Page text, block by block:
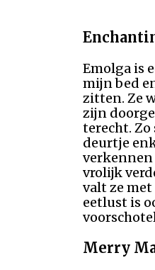
Emolga is
mijn bed
zitten. Ze
zijn
terecht.
deurtje
verkennen
vrolijk
valt ze
eetlust is
Merry